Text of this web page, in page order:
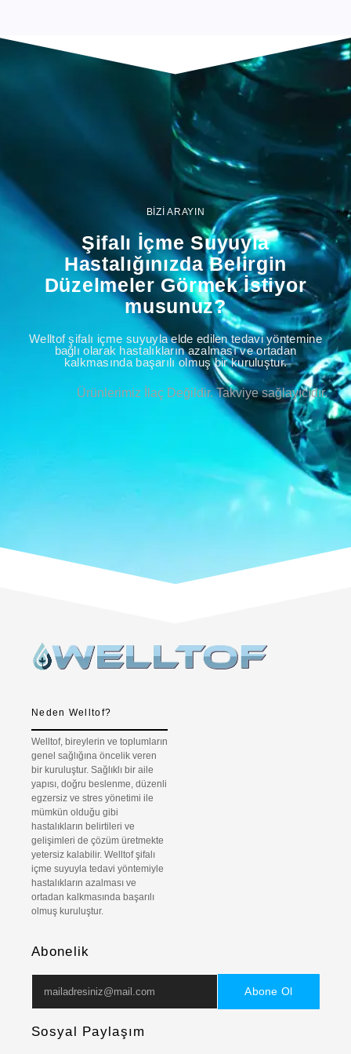
BİZİ ARAYIN
Şifalı İçme Suyuyla
Hastalığınızda Belirgin
Düzelmeler Görmek İstiyor
musunuz?
Welltof şifalı içme suyuyla elde edilen tedavi yöntemine
bağlı olarak hastalıkların azalması ve ortadan
kalkmasında başarılı olmuş bir kuruluştur.
Ürünlerimiz İlaç Değildir. Takviye sağlayıcıdır.
Neden Welltof?
Welltof, bireylerin ve toplumların
genel sağlığına öncelik veren
bir kuruluştur. Sağlıklı bir aile
yapısı, doğru beslenme, düzenli
egzersiz ve stres yönetimi ile
mümkün olduğu gibi
hastalıkların belirtileri ve
gelişimleri de çözüm üretmekte
yetersiz kalabilir. Welltof şifalı
içme suyuyla tedavi yöntemiyle
hastalıkların azalması ve
ortadan kalkmasında başarılı
olmuş kuruluştur.
Abonelik
Abone Ol
Sosyal Paylaşım